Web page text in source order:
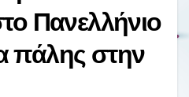
Πανελλήνιο
πάλης στην